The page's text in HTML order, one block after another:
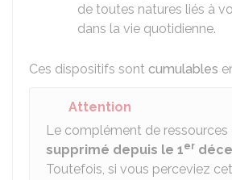
de toutes natures liés à
dans la vie quotidienne.
Ces dispositifs sont cumulables
Attention
Le complément de ressources
supprimé depuis le 1er
Toutefois, si vous perceviez